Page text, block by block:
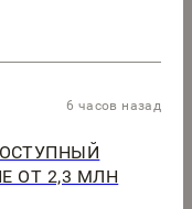
6 часов назад
ОТ 2,3 МЛН